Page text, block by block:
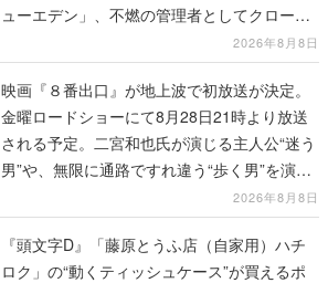
ューエデン」、不燃の管理者としてクローン
人間を増やし、加工して神に捧げる2026年8月8日
映画『８番出口』が地上波で初放送が決定。
金曜ロードショーにて8月28日21時より放送
される予定。二宮和也氏が演じる主人公“迷う
男”や、無限に通路ですれ違う“歩く男”を演じ
2026年8月8日
『頭文字D』「藤原とうふ店（自家用）ハチ
ロク」の“動くティッシュケース”が買えるポ